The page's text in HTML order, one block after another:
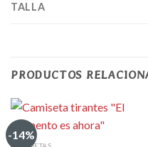
TALLA
PRODUCTOS
-14%
CAMISETAS